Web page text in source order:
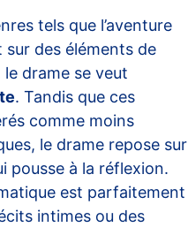
tels que l’aventure
des éléments de
le drame se veut
. Tandis que ces
comme moins
le drame repose sur
pousse à la réflexion.
est parfaitement
intimes ou des